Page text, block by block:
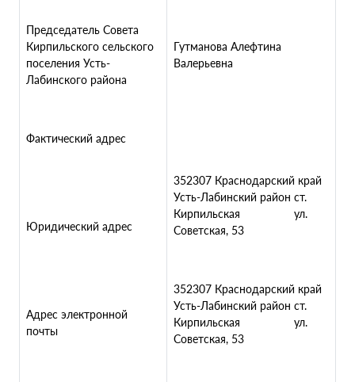
Председатель Совета
Кирпильского сельского
поселения Усть-
Лабинского района
Фактический адрес
Юридический адрес
Адрес электронной
почты
Гутманова Алефтина
Валерьевна
352307 Краснодарский край
Усть-Лабинский район ст.
Кирпильская ул.
Советская, 53
352307 Краснодарский край
Усть-Лабинский район ст.
Кирпильская ул.
Советская, 53